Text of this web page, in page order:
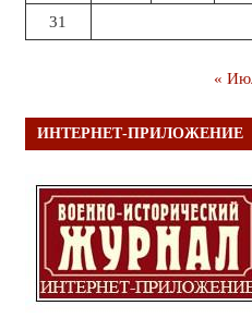
31
«
ИНТЕРНЕТ-ПРИЛОЖЕНИЕ